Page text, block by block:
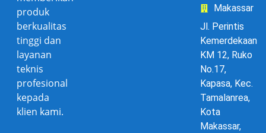
produk
berkualitas
tinggi dan
layanan
teknis
profesional
kepada
klien kami.
Makassar
Jl. Perintis
Kemerdekaan
KM 12, Ruko
No.17,
Kapasa, Kec.
Tamalanrea,
Kota
Makassar,